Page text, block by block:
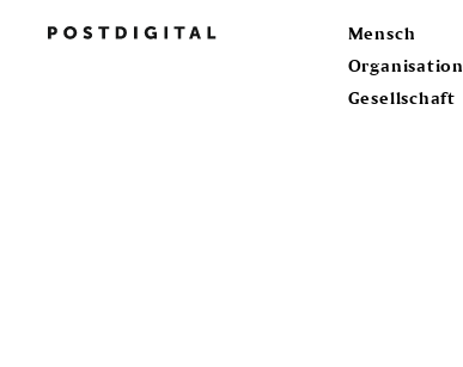
Mensch
Organisation
Gesellschaft